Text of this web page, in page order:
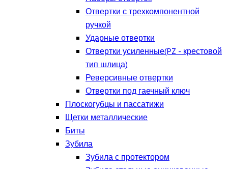
Отвертки с трехкомпонентной
ручкой
Ударные отвертки
Отвертки усиленные(PZ - крестовой
тип шлица)
Реверсивные отвертки
Отвертки под гаечный ключ
Плоскогубцы и пассатижи
Щетки металлические
Биты
Зубила
Зубила с протектором